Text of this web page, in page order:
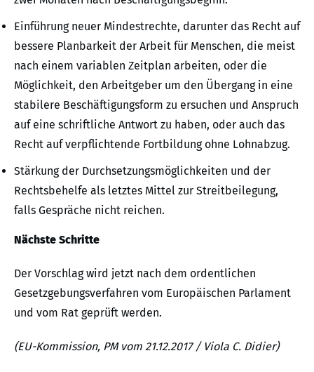
Einführung neuer Mindestrechte, darunter das Recht auf
bessere Planbarkeit der Arbeit für Menschen, die meist
nach einem variablen Zeitplan arbeiten, oder die
Möglichkeit, den Arbeitgeber um den Übergang in eine
stabilere Beschäftigungsform zu ersuchen und Anspruch
auf eine schriftliche Antwort zu haben, oder auch das
Recht auf verpflichtende Fortbildung ohne Lohnabzug.
Stärkung der Durchsetzungsmöglichkeiten und der
Rechtsbehelfe als letztes Mittel zur Streitbeilegung,
falls Gespräche nicht reichen.
Nächste Schritte
Der Vorschlag wird jetzt nach dem ordentlichen
Gesetzgebungsverfahren vom Europäischen Parlament
und vom Rat geprüft werden.
(EU-Kommission, PM vom 21.12.2017 / Viola C. Didier)